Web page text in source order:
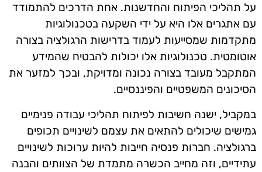
על תהליכי הפיתוח והחדשנות. אחת הדרכים להתמודד
עם אתגרים אלו היא על ידי השקעה בטכנולוגיות
מתקדמות שמסייעות לעמוד בדרישות הרגולציה בצורה
אוטומטית. טכנולוגיות אלו יכולות להבטיח שהמידע
המתקבל מעובד בצורה נכונה ומדויקת, ובכך למזער את
הסיכונים המשפטיים והפיננסיים.
במקביל, ישנה חשיבות לפיתוח תהליכי עבודה פנימיים
גמישים שיכולים להתאים את עצמם לשינויים תכופים
ברגולציה. חברות פנסיה חייבות להיות ערוכות לשינויים
עתידיים, וזה מחייב הכשרה מתמדת של הצוותים והבנה